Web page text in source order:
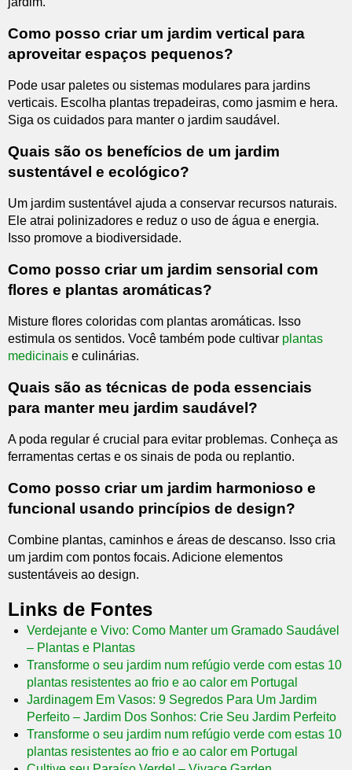
Como posso criar um jardim vertical para
aproveitar espaços pequenos?
Pode usar paletes ou sistemas modulares para jardins
verticais. Escolha plantas trepadeiras, como jasmim e hera.
Siga os cuidados para manter o jardim saudável.
Quais são os benefícios de um jardim
sustentável e ecológico?
Um jardim sustentável ajuda a conservar recursos naturais.
Ele atrai polinizadores e reduz o uso de água e energia.
Isso promove a biodiversidade.
Como posso criar um jardim sensorial com
flores e plantas aromáticas?
Misture flores coloridas com plantas aromáticas. Isso
estimula os sentidos. Você também pode cultivar plantas
medicinais e culinárias.
Quais são as técnicas de poda essenciais
para manter meu jardim saudável?
A poda regular é crucial para evitar problemas. Conheça as
ferramentas certas e os sinais de poda ou replantio.
Como posso criar um jardim harmonioso e
funcional usando princípios de design?
Combine plantas, caminhos e áreas de descanso. Isso cria
um jardim com pontos focais. Adicione elementos
sustentáveis ao design.
Links de Fontes
Verdejante e Vivo: Como Manter um Gramado Saudável
– Plantas e Plantas
Transforme o seu jardim num refúgio verde com estas 10
plantas resistentes ao frio e ao calor em Portugal
Jardinagem Em Vasos: 9 Segredos Para Um Jardim
Perfeito – Jardim Dos Sonhos: Crie Seu Jardim Perfeito
Transforme o seu jardim num refúgio verde com estas 10
plantas resistentes ao frio e ao calor em Portugal